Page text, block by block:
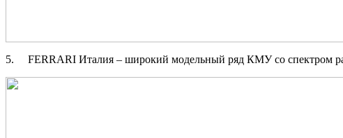
5. FERRARI Италия – широкий модельный ряд КМУ со спектром